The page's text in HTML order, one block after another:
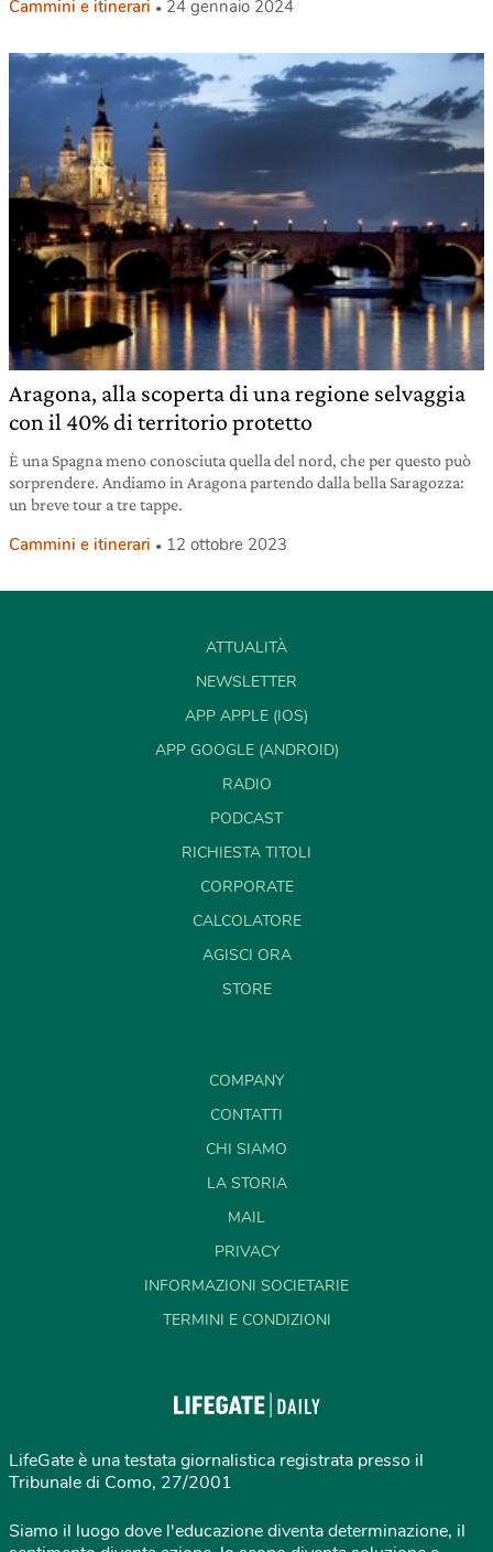
Cammini e itinerari 24 gennaio 2024
Aragona, alla scoperta di una regione selvaggia
con il 40% di territorio protetto
È una Spagna meno conosciuta quella del nord, che per questo può
sorprendere. Andiamo in Aragona partendo dalla bella Saragozza:
un breve tour a tre tappe.
Cammini e itinerari 12 ottobre 2023
ATTUALITÀ
NEWSLETTER
APP APPLE (IOS)
APP GOOGLE (ANDROID)
RADIO
PODCAST
RICHIESTA TITOLI
CORPORATE
CALCOLATORE
AGISCI ORA
STORE
COMPANY
CONTATTI
CHI SIAMO
LA STORIA
MAIL
PRIVACY
INFORMAZIONI SOCIETARIE
TERMINI E CONDIZIONI
LifeGate è una testata giornalistica registrata presso il
Tribunale di Como, 27/2001
Siamo il luogo dove l'educazione diventa determinazione, il